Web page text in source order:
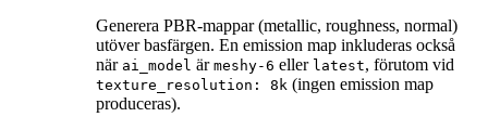
Generera PBR-mappar (metallic, roughness, normal)
utöver basfärgen. En emission map inkluderas också
när ai_model är meshy-6 eller latest, förutom vid
texture_resolution: 8k (ingen emission map
produceras).